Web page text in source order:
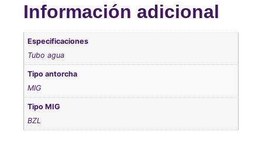
Información adicional
Especificaciones
Tubo agua
Tipo antorcha
MIG
Tipo MIG
BZL